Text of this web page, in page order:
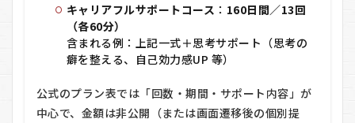
キャリアフルサポートコース ： 160日間／13回
（各60分）
含まれる例：上記一式＋思考サポート（思考の
癖を整える、自己効力感UP 等）
公式のプラン表では「回数・期間・サポート内容」が
中心で、金額は非公開（または画面遷移後の個別提